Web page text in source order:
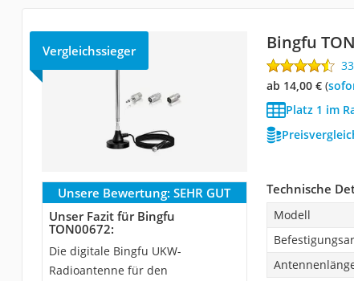
Vergleichssieger Bingfu
ab 14,00 €(
Platz 1 im
Unsere Bewertung: SEHR GUT
Unser Fazit für Bingfu
TON00672:
Die digitale Bingfu UKW-
Radioantenne für den
Technische
Modell